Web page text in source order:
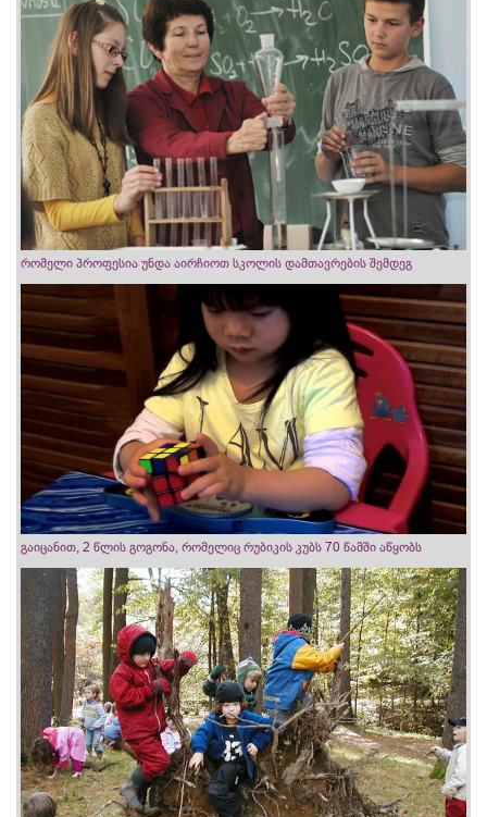
რომელი პროფესია უნდა აირჩიოთ სკოლის დამთავრების შემდეგ
გაიცანით, 2 წლის გოგონა, რომელიც რუბიკის კუბს 70 წამში აწყობს